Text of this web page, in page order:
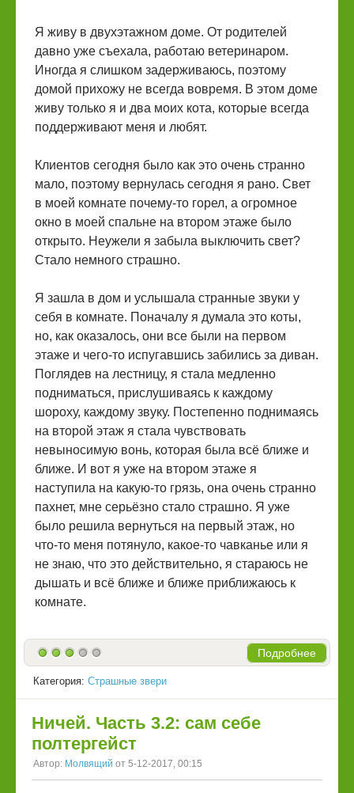
Я живу в двухэтажном доме. От родителей
давно уже съехала, работаю ветеринаром.
Иногда я слишком задерживаюсь, поэтому
домой прихожу не всегда вовремя. В этом доме
живу только я и два моих кота, которые всегда
поддерживают меня и любят.
Клиентов сегодня было как это очень странно
мало, поэтому вернулась сегодня я рано. Свет
в моей комнате почему-то горел, а огромное
окно в моей спальне на втором этаже было
открыто. Неужели я забыла выключить свет?
Стало немного страшно.
Я зашла в дом и услышала странные звуки у
себя в комнате. Поначалу я думала это коты,
но, как оказалось, они все были на первом
этаже и чего-то испугавшись забились за диван.
Поглядев на лестницу, я стала медленно
подниматься, прислушиваясь к каждому
шороху, каждому звуку. Постепенно поднимаясь
на второй этаж я стала чувствовать
невыносимую вонь, которая была всё ближе и
ближе. И вот я уже на втором этаже я
наступила на какую-то грязь, она очень странно
пахнет, мне серьёзно стало страшно. Я уже
было решила вернуться на первый этаж, но
что-то меня потянуло, какое-то чавканье или я
не знаю, что это действительно, я стараюсь не
дышать и всё ближе и ближе приближаюсь к
комнате.
Подробнее
Категория: Страшные звери
Ничей. Часть 3.2: сам себе
полтергейст
Автор: Молвящий от 5-12-2017, 00:15